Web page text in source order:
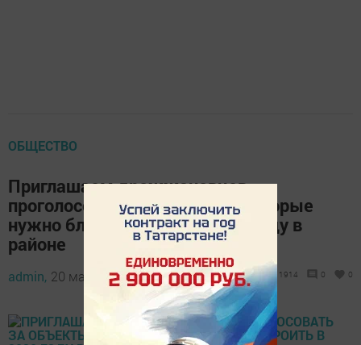
ОБЩЕСТВО
Приглашаем дрожжановцев
проголосовать за объекты, которые
нужно благоустроить в 2020 году в
районе
admin, 20 марта 2019 - 12:25 1914 0 0